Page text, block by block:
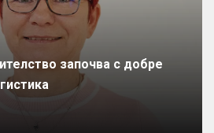
започва с добре